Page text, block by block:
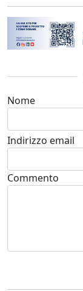
Nome
Indirizzo email
Commento